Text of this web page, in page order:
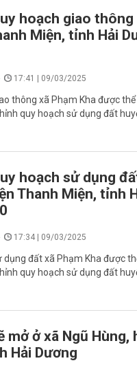
hoạch giao thông
Miện, tỉnh Hải
17:41 | 09/03/2025
thông xã Phạm Kha được
quy hoạch sử dụng đất
hoạch sử dụng
Thanh Miện, tỉnh
17:34 | 09/03/2025
dụng đất xã Phạm Kha được
quy hoạch sử dụng đất
mở ở xã Ngũ Hùng,
Hải Dương